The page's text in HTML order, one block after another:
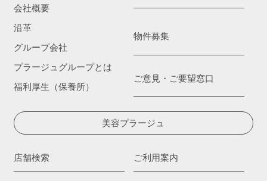
会社概要
沿革
グループ会社
プラージュグループとは
福利厚生（保養所）
物件募集
ご意見・ご要望窓口
美容プラージュ
店舗検索 ご利用案内